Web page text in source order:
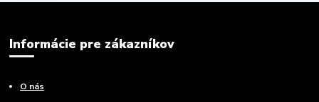
Informácie pre zákazníkov
O nás